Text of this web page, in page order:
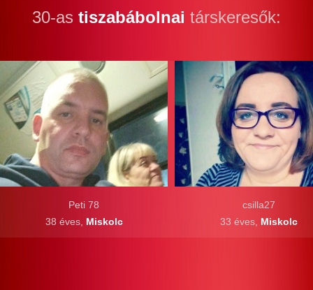
30-as tiszabábolnai társkeresők:
csilla27
33 éves, Miskolc
Peti 78
38 éves, Miskolc